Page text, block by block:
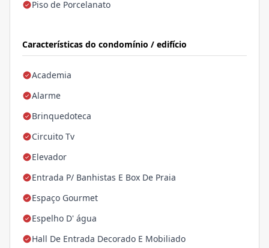
Piso de Porcelanato
Características do condomínio / edifício
Academia
Alarme
Brinquedoteca
Circuito Tv
Elevador
Entrada P/ Banhistas E Box De Praia
Espaço Gourmet
Espelho D' água
Hall De Entrada Decorado E Mobiliado